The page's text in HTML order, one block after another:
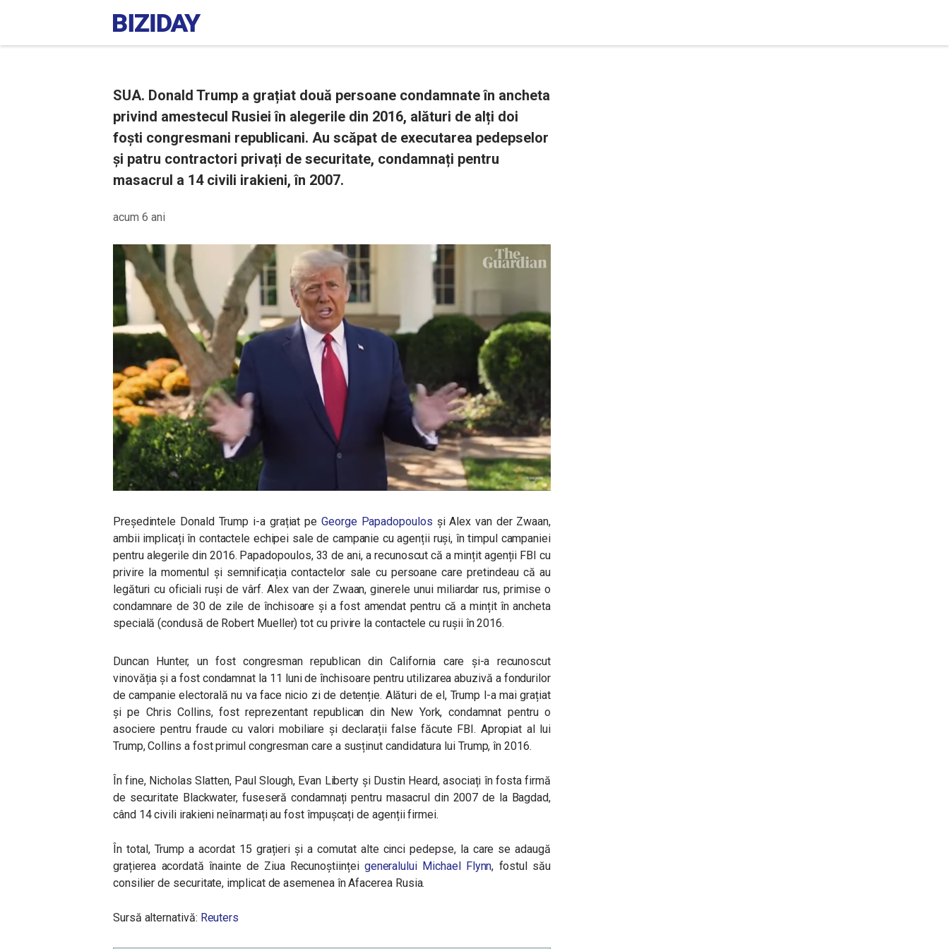
SUA. Donald Trump a grațiat două persoane condamnate în ancheta
privind amestecul Rusiei în alegerile din 2016, alături de alți doi
foști congresmani republicani. Au scăpat de executarea pedepselor
și patru contractori privați de securitate, condamnați pentru
masacrul a 14 civili irakieni, în 2007.
acum 6 ani
Președintele Donald Trump i-a grațiat peGeorge Papadopoulos și Alex van der Zwaan,
ambii implicați în contactele echipei sale de campanie cu agenții ruși, în timpul campaniei
pentru alegerile din 2016. Papadopoulos, 33 de ani, a recunoscut că a mințit agenții FBI cu
privire la momentul și semnificația contactelor sale cu persoane care pretindeau că au
legături cu oficiali ruși de vârf. Alex van der Zwaan, ginerele unui miliardar rus, primise o
condamnare de 30 de zile de închisoare și a fost amendat pentru că a mințit în ancheta
specială (condusă de Robert Mueller) tot cu privire la contactele cu rușii în 2016.
Duncan Hunter, un fost congresman republican din California care și-a recunoscut
vinovăția și a fost condamnat la 11 luni de închisoare pentru utilizarea abuzivă a fondurilor
de campanie electorală nu va face nicio zi de detenție. Alături de el, Trump l-a mai grațiat
și pe Chris Collins, fost reprezentant republican din New York, condamnat pentru o
asociere pentru fraude cu valori mobiliare și declarații false făcute FBI. Apropiat al lui
Trump, Collins a fost primul congresman care a susținut candidatura lui Trump, în 2016.
În fine, Nicholas Slatten, Paul Slough, Evan Liberty și Dustin Heard, asociați în fosta firmă
de securitate Blackwater, fuseseră condamnați pentru masacrul din 2007 de la Bagdad,
când 14 civili irakieni neînarmați au fost împușcați de agenții firmei.
În total, Trump a acordat 15 grațieri și a comutat alte cinci pedepse, la care se adaugă
grațierea acordată înainte de Ziua Recunoștiinței generalului Michael Flynn, fostul său
consilier de securitate, implicat de asemenea în Afacerea Rusia.
Sursă alternativă: Reuters